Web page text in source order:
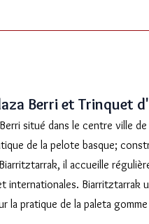
Berri et Trinquet
situé dans le centre ville
de la pelote basque;
il accueille
internationales. Biarritztarrak
la pratique de la paleta